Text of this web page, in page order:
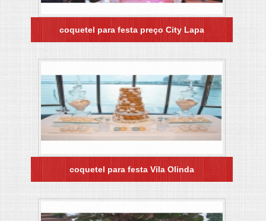
coquetel para festa preço City Lapa
coquetel para festa Vila Olinda